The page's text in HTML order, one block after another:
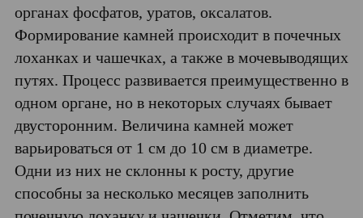
органах фосфатов, уратов, оксалатов.
Формирование камней происходит в почечных
лоханках и чашечках, а также в мочевыводящих
путях. Процесс развивается преимущественно в
одном органе, но в некоторых случаях бывает
двусторонним. Величина камней может
варьироваться от 1 см до 10 см в диаметре.
Одни из них не склонны к росту, другие
способны за несколько месяцев заполнить